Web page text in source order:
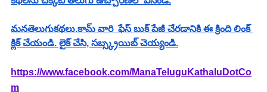
మనతెలుగుకథలు.కామ్ వారి  ఫేస్ బుక్ పేజీ చేరడానికి ఈ క్రింది లింక్
క్లిక్ చేయండి. లైక్ చేసి, సబ్స్క్రయిబ్ చెయ్యండి.
https://www.facebook.com/ManaTeluguKathaluDotCo
m